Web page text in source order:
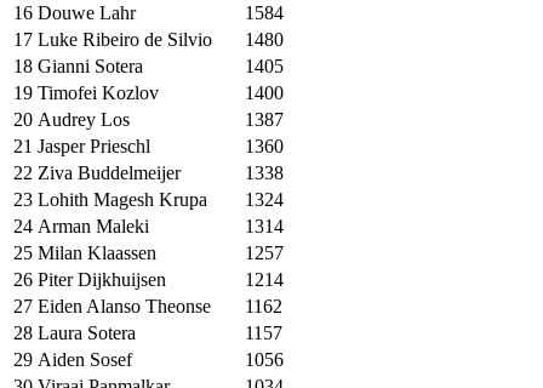
16 Douwe Lahr
1584
17 Luke Ribeiro de Silvio
1480
18 Gianni Sotera
1405
19 Timofei Kozlov
1400
20 Audrey Los
1387
21 Jasper Prieschl
1360
22 Ziva Buddelmeijer
1338
23 Lohith Magesh Krupa
1324
24 Arman Maleki
1314
25 Milan Klaassen
1257
26 Piter Dijkhuijsen
1214
27 Eiden Alanso Theonse
1162
28 Laura Sotera
1157
29 Aiden Sosef
1056